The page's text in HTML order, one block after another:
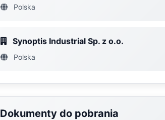
Polska
Synoptis Industrial Sp. z o.o.
Polska
Dokumenty do pobrania